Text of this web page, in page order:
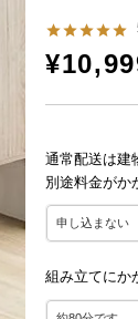
¥
通常配送は建
別途料金がか
組み立てにか